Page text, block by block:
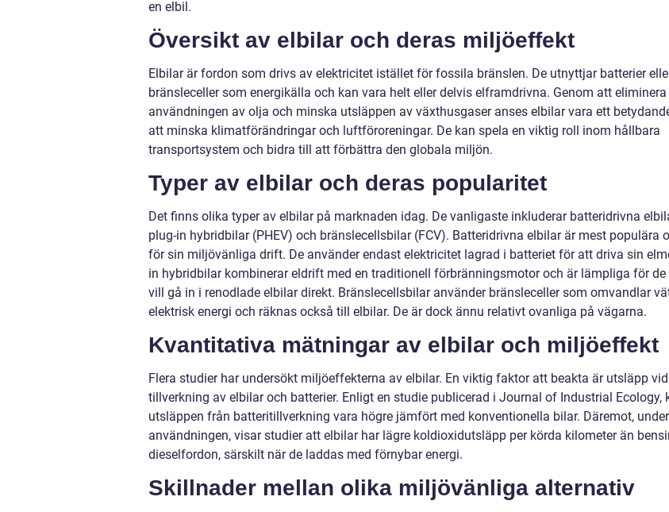
en elbil.
Översikt av elbilar och deras miljöeffekt
Elbilar är fordon som drivs av elektricitet istället för fossila bränslen. De utnyttjar batterier
bränsleceller som energikälla och kan vara helt eller delvis elframdrivna. Genom att eliminera
användningen av olja och minska utsläppen av växthusgaser anses elbilar vara ett
att minska klimatförändringar och luftföroreningar. De kan spela en viktig roll inom hållbara
transportsystem och bidra till att förbättra den globala miljön.
Typer av elbilar och deras popularitet
Det finns olika typer av elbilar på marknaden idag. De vanligaste inkluderar batteridrivna
plug-in hybridbilar (PHEV) och bränslecellsbilar (FCV). Batteridrivna elbilar är mest populära
för sin miljövänliga drift. De använder endast elektricitet lagrad i batteriet för att driva sin
in hybridbilar kombinerar eldrift med en traditionell förbränningsmotor och är lämpliga för
vill gå in i renodlade elbilar direkt. Bränslecellsbilar använder bränsleceller som omvandlar
elektrisk energi och räknas också till elbilar. De är dock ännu relativt ovanliga på vägarna.
Kvantitativa mätningar av elbilar och miljöeffekt
Flera studier har undersökt miljöeffekterna av elbilar. En viktig faktor att beakta är utsläpp vid
tillverkning av elbilar och batterier. Enligt en studie publicerad i Journal of Industrial Ecology,
utsläppen från batteritillverkning vara högre jämfört med konventionella bilar. Däremot, under
användningen, visar studier att elbilar har lägre koldioxidutsläpp per körda kilometer än
dieselfordon, särskilt när de laddas med förnybar energi.
Skillnader mellan olika miljövänliga alternativ